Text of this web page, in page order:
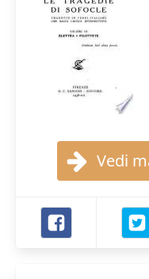
Vedi